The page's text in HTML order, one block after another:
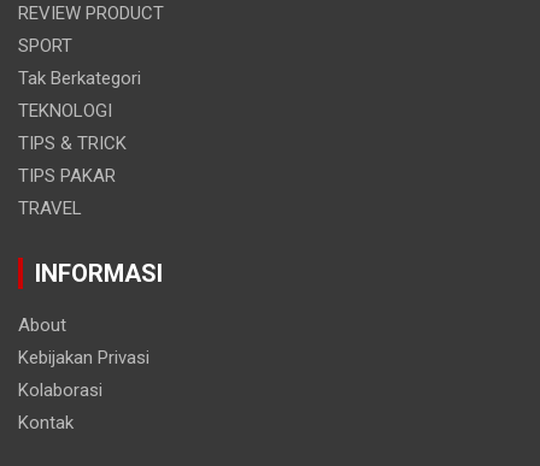
REVIEW PRODUCT
SPORT
Tak Berkategori
TEKNOLOGI
TIPS & TRICK
TIPS PAKAR
TRAVEL
INFORMASI
About
Kebijakan Privasi
Kolaborasi
Kontak